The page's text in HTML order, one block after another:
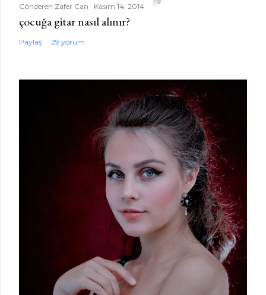
Gönderen Zafer Can Kasım 14, 2014
çocuğa gitar nasıl alınır?
Paylaş 29 yorum